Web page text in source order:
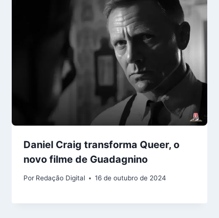
Daniel Craig transforma Queer, o
novo filme de Guadagnino
Por Redação Digital 16 de outubro de 2024